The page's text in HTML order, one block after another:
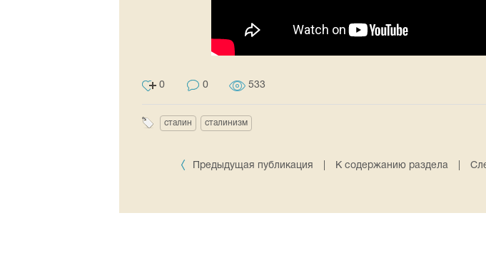
0 0 533
сталин сталинизм
Предыдущая публикация К содержанию раздела